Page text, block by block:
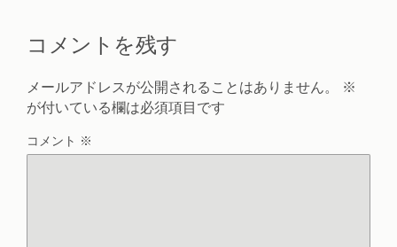
コメントを残す
メールアドレスが公開されることはありません。
※
が付いている欄は必須項目です
コメント ※